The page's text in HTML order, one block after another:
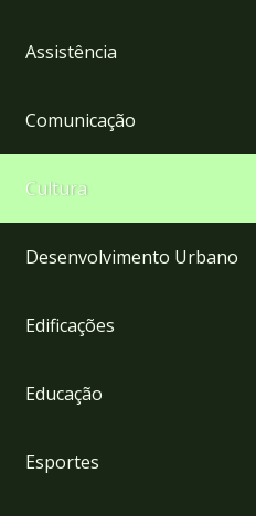
Assistência
Comunicação
Cultura
Desenvolvimento Urbano
Edificações
Educação
Esportes